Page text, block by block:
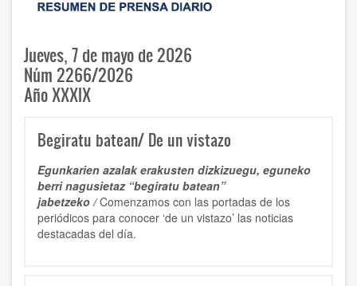
Jueves, 7 de mayo de 2026
Núm 2266/2026
Año XXXIX
Begiratu batean/ De un vistazo
Egunkarien azalak erakusten dizkizuegu, eguneko
berri nagusietaz “begiratu batean”
jabetzeko /Comenzamos con las portadas de los
periódicos para conocer ‘de un vistazo’ las noticias
destacadas del día.